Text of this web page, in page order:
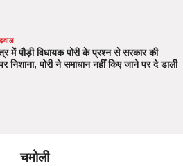
में पौड़ी विधायक पोरी के प्रश्न से सरकार की
निशाना, पोरी ने समाधान नहीं किए जाने पर दे डाली
चमोली